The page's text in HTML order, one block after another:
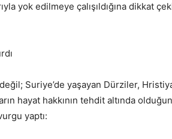
yok edilmeye çalışıldığına dikkat
Suriye’de yaşayan Dürziler,
hayat hakkının tehdit altında
yaptı: